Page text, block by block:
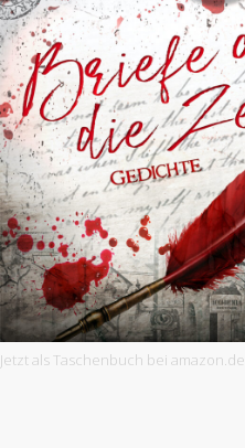
Jetzt als Taschenbuch bei amazon.de